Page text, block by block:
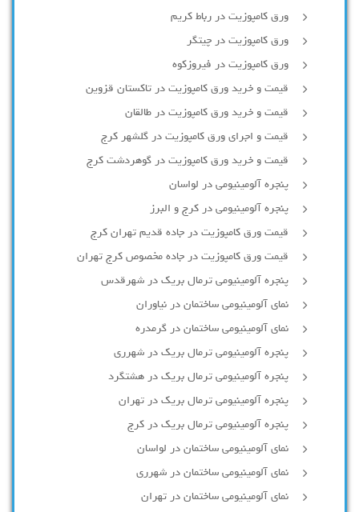
ورق کامپوزیت در رباط کریم
ورق کامپوزیت در چیتگر
ورق کامپوزیت در فیروزکوه
قیمت و خرید ورق کامپوزیت در تاکستان قزوین
قیمت و خرید ورق کامپوزیت در طالقان
قیمت و اجرای ورق کامپوزیت در گلشهر کرج
قیمت و خرید ورق کامپوزیت در گوهردشت کرج
پنجره آلومینیومی در لواسان
پنجره آلومینیومی در کرج و البرز
قیمت ورق کامپوزیت در جاده قدیم تهران کرج
قیمت ورق کامپوزیت در جاده مخصوص کرج تهران
پنجره آلومینیومی ترمال بریک در شهرقدس
نمای آلومینیومی ساختمان در نیاوران
نمای آلومینیومی ساختمان در گرمدره
پنجره آلومینیومی ترمال بریک در شهرری
پنجره آلومینیومی ترمال بریک در هشتگرد
پنجره آلومینیومی ترمال بریک در تهران
پنجره آلومینیومی ترمال بریک در کرج
نمای آلومینیومی ساختمان در لواسان
نمای آلومینیومی ساختمان در شهرری
نمای آلومینیومی ساختمان در تهران